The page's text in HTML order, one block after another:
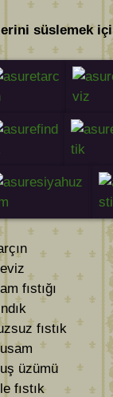
süslemek
fıstığı
fıstık
üzümü
fıstık